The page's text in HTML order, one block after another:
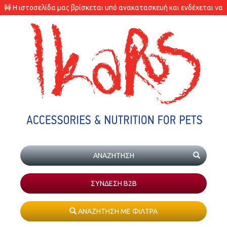
🚧 Η ιστοσελίδα μας βρίσκεται υπό ανακατασκευή και ενδέχεται να
υπάρχουν διαφορές στις διαθεσιμότητες των προϊόντων.
ΣΥΝΔΕΣΗ Β2Β
ΑΝΑΖΗΤΗΣΗ ΜΕ ΦΙΛΤΡΑ